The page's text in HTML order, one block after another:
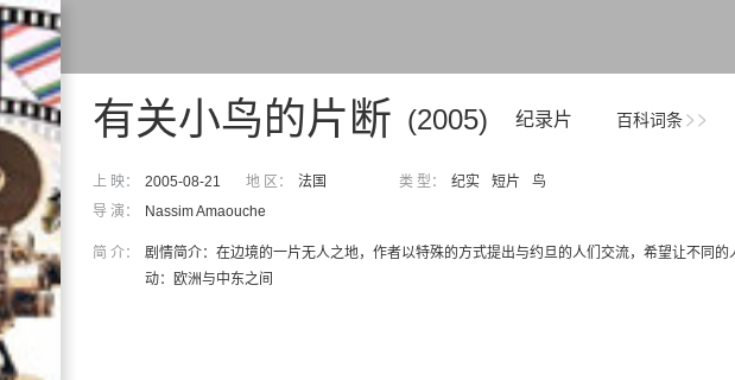
百科词条
(2005) 纪录片
有关小鸟的片断
上 映： 2005-08-21 地 区： 法国 类 型： 纪实 短片
鸟
导 演：
Nassim Amaouche
简 介：
剧情简介：在边境的一片无人之地，作者以特殊的方式提出与约旦的人们交流，希望让不
动：欧洲与中东之间